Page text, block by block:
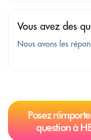
Vous avez des
Nous avons les
Posez
question à